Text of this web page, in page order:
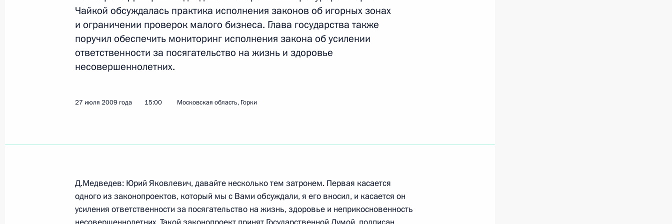
Внесены изменения в Уголовный кодекс, ужесточающие
наказание за преступления против несовершеннолетних
27 июля 2009 года, 16:15
по итогам заседания Совета по реализации приоритетных
27 июля 2009 года, 15:30
Чайкой обсуждалась практика исполнения законов об игорных зонах
и ограничении проверок малого бизнеса. Глава государства также
поручил обеспечить мониторинг исполнения закона об усилении
ответственности за посягательство на жизнь и здоровье
несовершеннолетних.
27 июля 2009 года 15:00 Московская область, Горки
Д.Медведев: Юрий Яковлевич, давайте несколько тем затронем. Первая касается
одного из законопроектов, который мы с Вами обсуждали, я его вносил, и касается он
усиления ответственности за посягательство на жизнь, здоровье и неприкосновенность